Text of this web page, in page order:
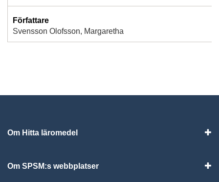
Författare
Svensson Olofsson, Margaretha
Om Hitta läromedel
Om SPSM:s webbplatser